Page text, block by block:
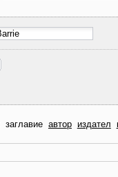
заглавие автор издател